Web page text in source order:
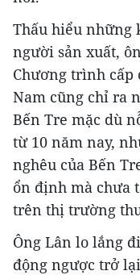
Thấu hiểu những
người sản xuất,
Chương trình cấp
Nam cũng chỉ ra
Bến Tre mặc dù
từ 10 năm nay,
nghêu của Bến
ổn định mà chưa
trên thị trường
Ông Lân lo lắng
động ngược trở